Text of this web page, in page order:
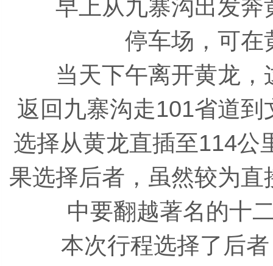
早上从九寨沟出发奔
停车场，可在
当天下午离开黄龙，
返回九寨沟走101省道
选择从黄龙直插至114公
果选择后者，虽然较为
中要翻越著名的十
本次行程选择了后者